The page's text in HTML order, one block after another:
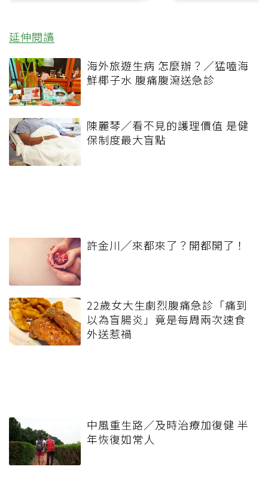
延伸閱讀
海外旅遊生病 怎麼辦？／猛嗑海
鮮椰子水 腹痛腹瀉送急診
陳麗琴／看不見的護理價值 是健
保制度最大盲點
許金川╱來都來了？開都開了！
22歲女大生劇烈腹痛急診「痛到
以為盲腸炎」竟是每周兩次速食
外送惹禍
中風重生路／及時治療加復健 半
年恢復如常人